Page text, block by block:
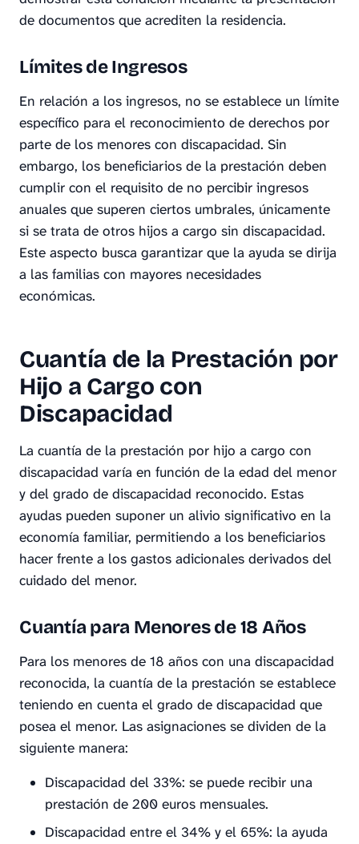
de documentos que acrediten la residencia.
Límites de Ingresos
En relación a los ingresos, no se establece un límite
específico para el reconocimiento de derechos por
parte de los menores con discapacidad. Sin
embargo, los beneficiarios de la prestación deben
cumplir con el requisito de no percibir ingresos
anuales que superen ciertos umbrales, únicamente
si se trata de otros hijos a cargo sin discapacidad.
Este aspecto busca garantizar que la ayuda se dirija
a las familias con mayores necesidades
económicas.
Cuantía de la Prestación por
Hijo a Cargo con
Discapacidad
La cuantía de la prestación por hijo a cargo con
discapacidad varía en función de la edad del menor
y del grado de discapacidad reconocido. Estas
ayudas pueden suponer un alivio significativo en la
economía familiar, permitiendo a los beneficiarios
hacer frente a los gastos adicionales derivados del
cuidado del menor.
Cuantía para Menores de 18 Años
Para los menores de 18 años con una discapacidad
reconocida, la cuantía de la prestación se establece
teniendo en cuenta el grado de discapacidad que
posea el menor. Las asignaciones se dividen de la
siguiente manera:
Discapacidad del 33%: se puede recibir una
prestación de 200 euros mensuales.
Discapacidad entre el 34% y el 65%: la ayuda